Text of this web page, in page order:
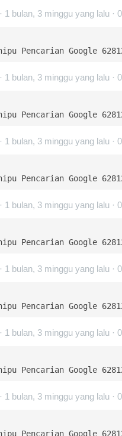
· 1 bulan, 3 minggu yang lalu · 0
· 1 bulan, 3 minggu yang lalu · 0
· 1 bulan, 3 minggu yang lalu · 0
· 1 bulan, 3 minggu yang lalu · 0
· 1 bulan, 3 minggu yang lalu · 0
· 1 bulan, 3 minggu yang lalu · 0
· 1 bulan, 3 minggu yang lalu · 0